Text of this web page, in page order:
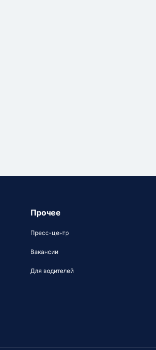
Прочее
Пресс-центр
Вакансии
Для водителей